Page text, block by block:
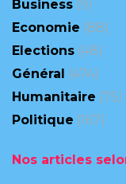
Business (9)
Economie (88)
Elections (48)
Général
(474)
Humanitaire (75)
Politique (167)
Nos articles